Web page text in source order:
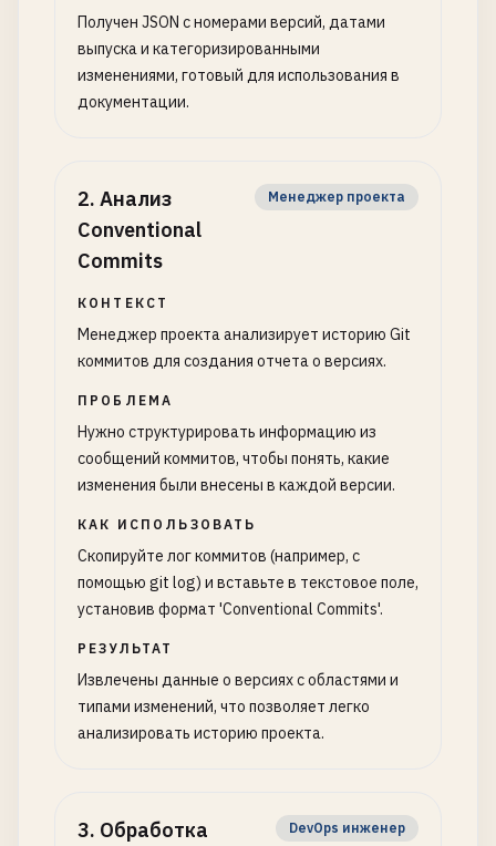
Получен JSON с номерами версий, датами
выпуска и категоризированными
изменениями, готовый для использования в
документации.
2. Анализ
Conventional
Commits
Менеджер проекта
КОНТЕКСТ
Менеджер проекта анализирует историю Git
коммитов для создания отчета о версиях.
ПРОБЛЕМА
Нужно структурировать информацию из
сообщений коммитов, чтобы понять, какие
изменения были внесены в каждой версии.
КАК ИСПОЛЬЗОВАТЬ
Скопируйте лог коммитов (например, с
помощью git log) и вставьте в текстовое поле,
установив формат 'Conventional Commits'.
РЕЗУЛЬТАТ
Извлечены данные о версиях с областями и
типами изменений, что позволяет легко
анализировать историю проекта.
3. Обработка
DevOps инженер